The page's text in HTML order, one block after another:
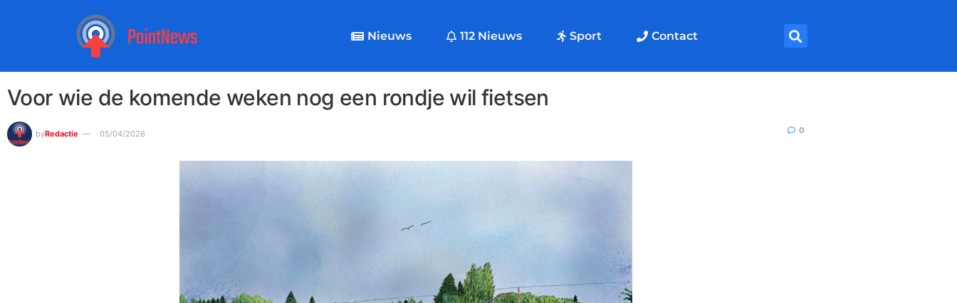
Nieuws 112 Nieuws Sport Contact
Voor wie de komende weken nog een rondje wil fietsen
byRedactie 05/04/2026 0